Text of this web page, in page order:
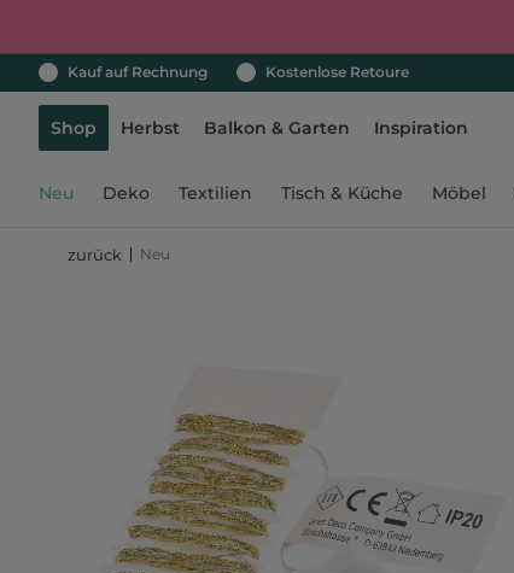
Kauf auf Rechnung Kostenlose Retoure
Shop Herbst Balkon & Garten Inspiration
Neu Deko Textilien Tisch & Küche Möbel
zurück Neu